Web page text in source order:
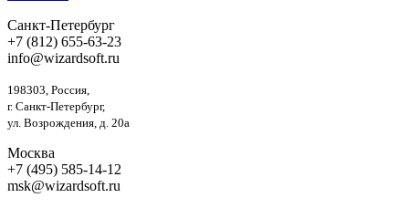
Санкт-Петербург
+7 (812) 655-63-23
info@wizardsoft.ru
198303, Россия,
г. Санкт-Петербург,
ул. Возрождения, д. 20а
Москва
+7 (495) 585-14-12
msk@wizardsoft.ru